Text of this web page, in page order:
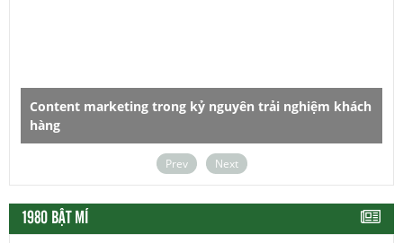
Content marketing trong kỷ nguyên trải nghiệm khách
hàng
Prev Next
1980 BẬT MÍ